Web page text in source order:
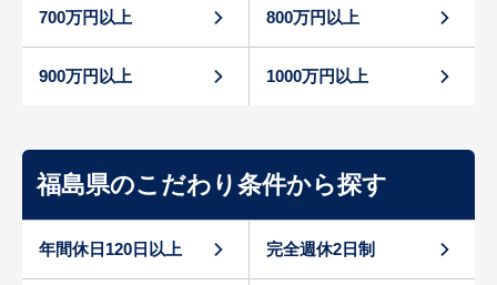
700万円以上 800万円以上
900万円以上 1000万円以上
福島県のこだわり条件から探す
年間休日120日以上 完全週休2日制